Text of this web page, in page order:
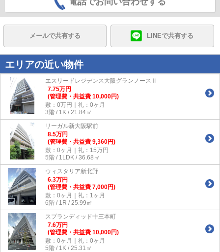
メールで共有する LINEで共有する
エリアの近い物件
エスリードレジデンス大阪グランノースⅡ
7.75万円
(管理費・共益費 10,000円)
敷：0万円｜礼：0ヶ月
3階 / 1K / 21.84㎡
リーガル新大阪駅前
8.5万円
(管理費・共益費 9,360円)
敷：0ヶ月｜礼：15万円
5階 / 1LDK / 36.68㎡
ウィスタリア新北野
6.3万円
(管理費・共益費 7,000円)
敷：0ヶ月｜礼：1ヶ月
6階 / 1R / 25.99㎡
スプランディッド十三本町
7.6万円
(管理費・共益費 10,000円)
敷：0ヶ月｜礼：0ヶ月
5階 / 1K / 25.31㎡